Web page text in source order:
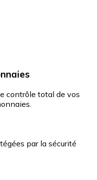
contrôle total de vos
par la sécurité